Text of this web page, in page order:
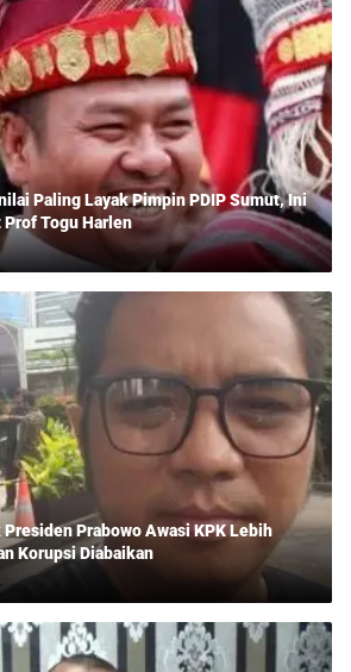
Paling Layak Pimpin PDIP Sumut, Ini
Togu Harlen
Prabowo Awasi KPK Lebih
Korupsi Diabaikan